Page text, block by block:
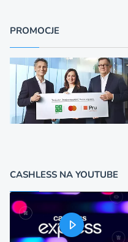
PROMOCJE
CASHLESS NA YOUTUBE